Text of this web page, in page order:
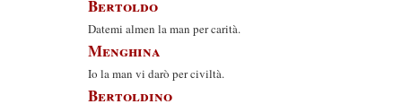
Bertoldo
Datemi almen la man per carità.
Menghina
Io la man vi darò per civiltà.
Bertoldino